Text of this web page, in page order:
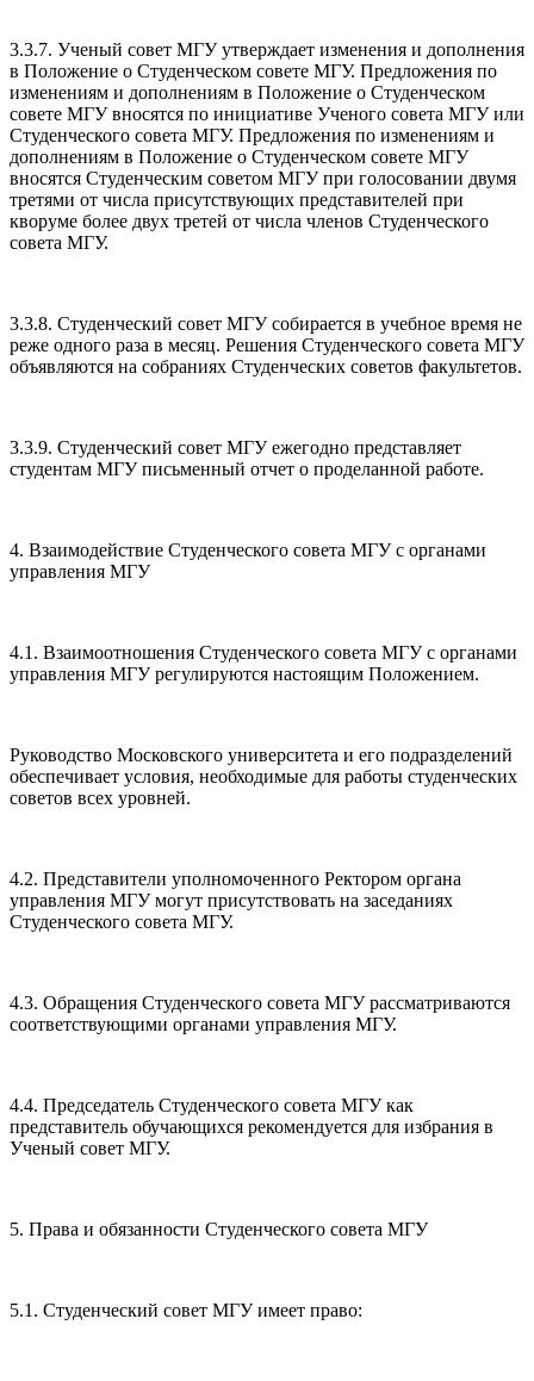
3.3.7. Ученый совет МГУ утверждает изменения и дополнения
в Положение о Студенческом совете МГУ. Предложения по
изменениям и дополнениям в Положение о Студенческом
совете МГУ вносятся по инициативе Ученого совета МГУ или
Студенческого совета МГУ. Предложения по изменениям и
дополнениям в Положение о Студенческом совете МГУ
вносятся Студенческим советом МГУ при голосовании двумя
третями от числа присутствующих представителей при
кворуме более двух третей от числа членов Студенческого
совета МГУ.
3.3.8. Студенческий совет МГУ собирается в учебное время не
реже одного раза в месяц. Решения Студенческого совета МГУ
объявляются на собраниях Студенческих советов факультетов.
3.3.9. Студенческий совет МГУ ежегодно представляет
студентам МГУ письменный отчет о проделанной работе.
4. Взаимодействие Студенческого совета МГУ с органами
управления МГУ
4.1. Взаимоотношения Студенческого совета МГУ с органами
управления МГУ регулируются настоящим Положением.
Руководство Московского университета и его подразделений
обеспечивает условия, необходимые для работы студенческих
советов всех уровней.
4.2. Представители уполномоченного Ректором органа
управления МГУ могут присутствовать на заседаниях
Студенческого совета МГУ.
4.3. Обращения Студенческого совета МГУ рассматриваются
соответствующими органами управления МГУ.
4.4. Председатель Студенческого совета МГУ как
представитель обучающихся рекомендуется для избрания в
Ученый совет МГУ.
5. Права и обязанности Студенческого совета МГУ
5.1. Студенческий совет МГУ имеет право: